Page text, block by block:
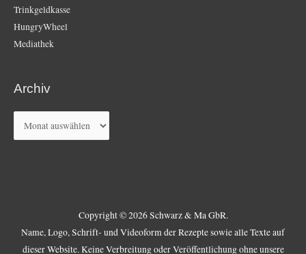
Trinkgeldkasse
HungryWheel
Mediathek
Archiv
Copyright © 2026 Schwarz & Ma GbR.
Name, Logo, Schrift- und Videoform der Rezepte sowie alle Texte auf
dieser Website. Keine Verbreitung oder Veröffentlichung ohne unsere